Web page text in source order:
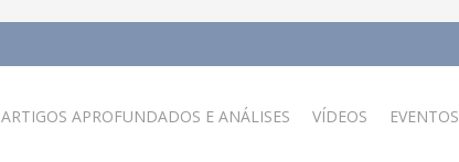
ARTIGOS APROFUNDADOS E ANÁLISES VÍDEOS EVENTOS